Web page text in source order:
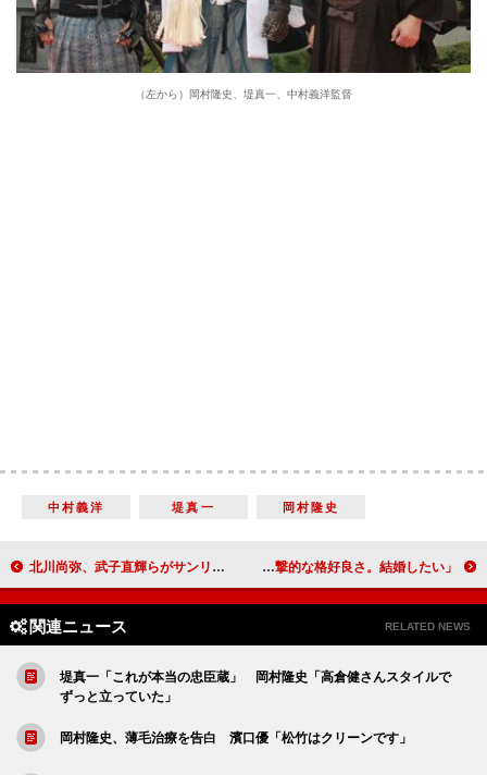
（左から）岡村隆史、堤真一、中村義洋監督
中村義洋 堤真一 岡村隆史
北川尚弥、武子直輝らがサンリオキャラクターと共演 「キラキラがさらに倍増しています」 広瀬すず、ルパン三世にぞっこん 「衝撃的な格好良さ。結婚したい」
関連ニュース RELATED NEWS
堤真一「これが本当の忠臣蔵」 岡村隆史「高倉健さんスタイルで
ずっと立っていた」
岡村隆史、薄毛治療を告白 濱口優「松竹はクリーンです」